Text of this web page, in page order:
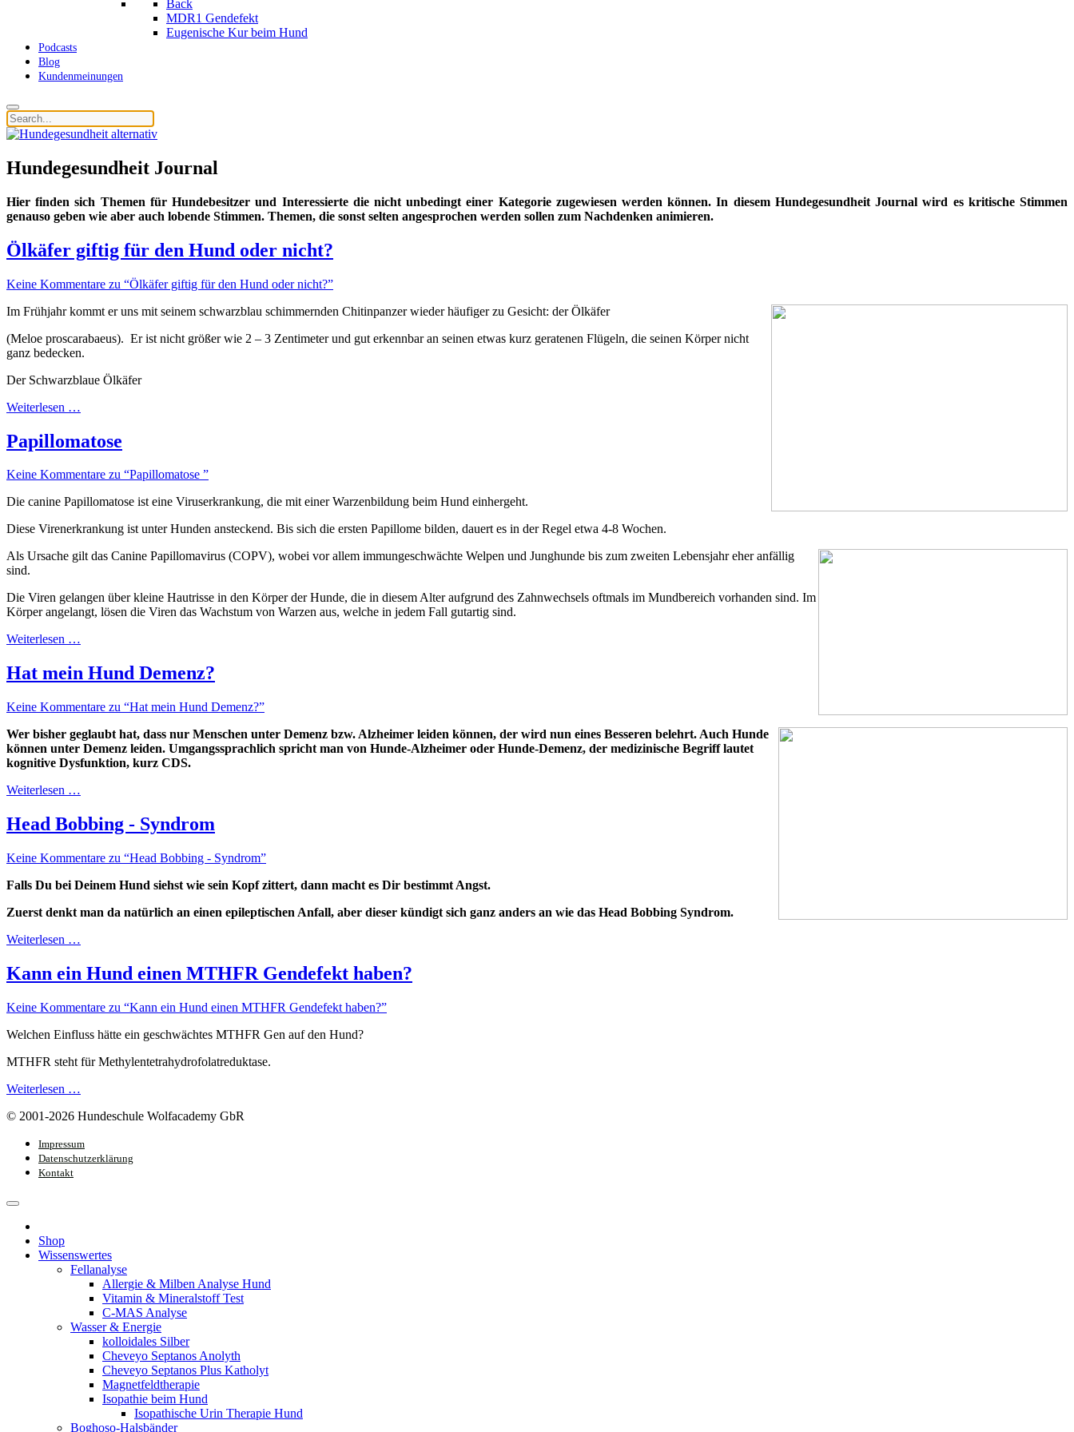
Back
MDR1 Gendefekt
Eugenische Kur beim Hund
Podcasts
Blog
Kundenmeinungen
Hundegesundheit Journal
Hier finden sich Themen für Hundebesitzer und Interessierte die nicht unbedingt einer Kategorie zugewiesen werden können. In diesem Hundegesundheit Journal wird es kritische Stimmen
genauso geben wie aber auch lobende Stimmen. Themen, die sonst selten angesprochen werden sollen zum Nachdenken animieren.
Ölkäfer giftig für den Hund oder nicht?
Keine Kommentare zu “Ölkäfer giftig für den Hund oder nicht?”
Im Frühjahr kommt er uns mit seinem schwarzblau schimmernden Chitinpanzer wieder häufiger zu Gesicht: der Ölkäfer
(Meloe proscarabaeus). Er ist nicht größer wie 2 – 3 Zentimeter und gut erkennbar an seinen etwas kurz geratenen Flügeln, die seinen Körper nicht
ganz bedecken.
Der Schwarzblaue Ölkäfer
Weiterlesen …
Papillomatose
Keine Kommentare zu “Papillomatose ”
Die canine Papillomatose ist eine Viruserkrankung, die mit einer Warzenbildung beim Hund einhergeht.
Diese Virenerkrankung ist unter Hunden ansteckend. Bis sich die ersten Papillome bilden, dauert es in der Regel etwa 4-8 Wochen.
Als Ursache gilt das Canine Papillomavirus (COPV), wobei vor allem immungeschwächte Welpen und Junghunde bis zum zweiten Lebensjahr eher anfällig
sind.
Die Viren gelangen über kleine Hautrisse in den Körper der Hunde, die in diesem Alter aufgrund des Zahnwechsels oftmals im Mundbereich vorhanden sind. Im
Körper angelangt, lösen die Viren das Wachstum von Warzen aus, welche in jedem Fall gutartig sind.
Weiterlesen …
Hat mein Hund Demenz?
Keine Kommentare zu “Hat mein Hund Demenz?”
Wer bisher geglaubt hat, dass nur Menschen unter Demenz bzw. Alzheimer leiden können, der wird nun eines Besseren belehrt. Auch Hunde
können unter Demenz leiden. Umgangssprachlich spricht man von Hunde-Alzheimer oder Hunde-Demenz, der medizinische Begriff lautet
kognitive Dysfunktion, kurz CDS.
Weiterlesen …
Head Bobbing - Syndrom
Keine Kommentare zu “Head Bobbing - Syndrom”
Falls Du bei Deinem Hund siehst wie sein Kopf zittert, dann macht es Dir bestimmt Angst.
Zuerst denkt man da natürlich an einen epileptischen Anfall, aber dieser kündigt sich ganz anders an wie das Head Bobbing Syndrom.
Weiterlesen …
Kann ein Hund einen MTHFR Gendefekt haben?
Keine Kommentare zu “Kann ein Hund einen MTHFR Gendefekt haben?”
Welchen Einfluss hätte ein geschwächtes MTHFR Gen auf den Hund?
MTHFR steht für Methylentetrahydrofolatreduktase.
Weiterlesen …
© 2001-2026 Hundeschule Wolfacademy GbR
Impressum
Datenschutzerklärung
Kontakt
Shop
Wissenswertes
Fellanalyse
Allergie & Milben Analyse Hund
Vitamin & Mineralstoff Test
C-MAS Analyse
Wasser & Energie
kolloidales Silber
Cheveyo Septanos Anolyth
Cheveyo Septanos Plus Katholyt
Magnetfeldtherapie
Isopathie beim Hund
Isopathische Urin Therapie Hund
Boghoso-Halsbänder